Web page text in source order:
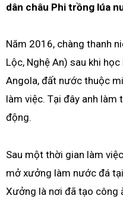
dân châu Phi trồng lúa
Năm 2016, chàng thanh
Lộc, Nghệ An) sau khi
Angola, đất nước thuộc
làm việc. Tại đây anh làm
động.
Sau một thời gian làm
mở xưởng làm nước đá
Xưởng là nơi đã tạo công